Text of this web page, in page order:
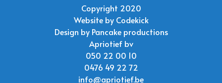
Copyright 2020
Website by Codekick
Design by Pancake productions
Apriotief bv
050 22 00 10
0476 49 22 72
info@apriotief.be